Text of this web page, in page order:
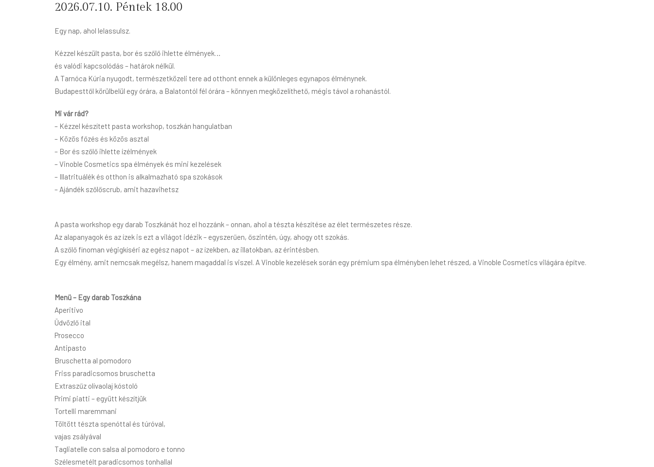
2026.07.10. Péntek 18.00
Egy nap, ahol lelassulsz.
Kézzel készült pasta, bor és szőlő ihlette élmények…
és valódi kapcsolódás – határok nélkül.
A Tarnóca Kúria nyugodt, természetközeli tere ad otthont ennek a különleges egynapos élménynek.
Budapesttől körülbelül egy órára, a Balatontól fél órára – könnyen megközelíthető, mégis távol a rohanástól.
Mi vár rád?
– Kézzel készített pasta workshop, toszkán hangulatban
– Közös főzés és közös asztal
– Bor és szőlő ihlette ízélmények
– Vinoble Cosmetics spa élmények és mini kezelések
– Illatrituálék és otthon is alkalmazható spa szokások
– Ajándék szőlőscrub, amit hazavihetsz
A pasta workshop egy darab Toszkánát hoz el hozzánk – onnan, ahol a tészta készítése az élet természetes része.
Az alapanyagok és az ízek is ezt a világot idézik – egyszerűen, őszintén, úgy, ahogy ott szokás.
A szőlő finoman végigkíséri az egész napot – az ízekben, az illatokban, az érintésben.
Egy élmény, amit nemcsak megélsz, hanem magaddal is viszel. A Vinoble kezelések során egy prémium spa élményben lehet részed, a Vinoble Cosmetics világára építve.
Menü – Egy darab Toszkána
Aperitivo
Üdvözlő ital
Prosecco
Antipasto
Bruschetta al pomodoro
Friss paradicsomos bruschetta
Extraszűz olívaolaj kóstoló
Primi piatti – együtt készítjük
Tortelli maremmani
Töltött tészta spenóttal és túróval,
vajas zsályával
Tagliatelle con salsa al pomodoro e tonno
Szélesmetélt paradicsomos tonhallal